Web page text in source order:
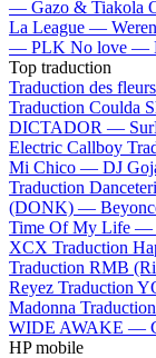
— Gazo & Tiakola
La League —
— PLK No love —
Top traduction
Traduction des
Traduction Coulda
DICTADOR —
Electric Callboy
Mi Chico — DJ
Traduction
(DONK) —
Time Of My Life —
XCX Traduction
Traduction RMB
Reyez Traduction
Madonna
WIDE AWAKE —
HP mobile